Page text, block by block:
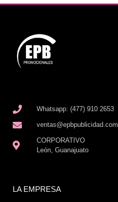
Whatsapp: (477) 910 2653
ventas@epbpublicidad.com
CORPORATIVO
León, Guanajuato
LA EMPRESA